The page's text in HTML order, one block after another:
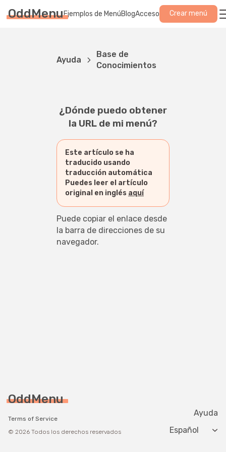
OddMenuEjemplos de MenúBlogAcceso Crear menú
Ayuda
Base de
Conocimientos
¿Dónde puedo obtener
la URL de mi menú?
Este artículo se ha
traducido usando
traducción automática
Puedes leer el artículo
original en inglés aquí
Puede copiar el enlace desde
la barra de direcciones de su
navegador.
OddMenu
Terms of Service
© 2026 Todos los derechos reservados
Ayuda
Change